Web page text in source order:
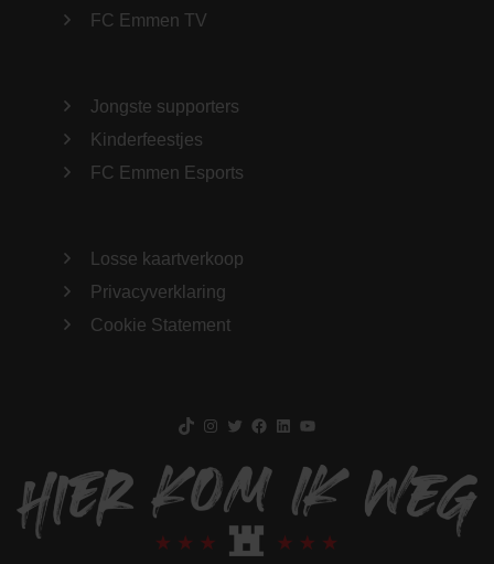
FC Emmen TV
Jongste supporters
Kinderfeestjes
FC Emmen Esports
Losse kaartverkoop
Privacyverklaring
Cookie Statement